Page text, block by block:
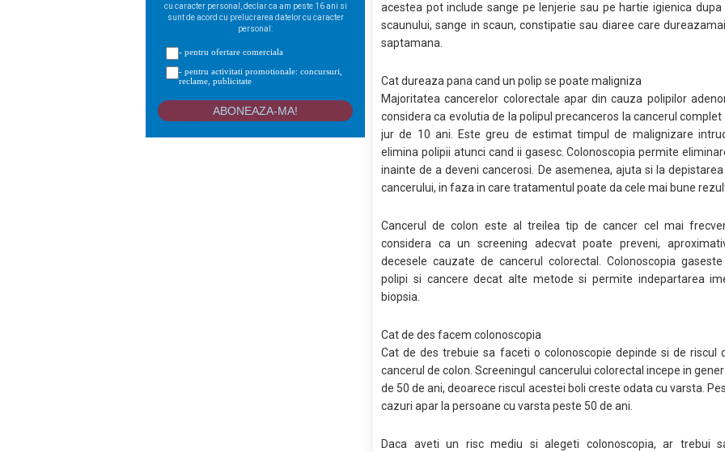
cu caracter personal, declar ca am peste 16 ani si
sunt de acord cu prelucrarea datelor cu caracter
personal:
- pentru ofertare comerciala
- pentru activitati promotionale: concursuri,
reclame, publicitate
acestea pot include sange pe lenjerie sau pe hartie igienica dupa
scaunului, sange in scaun, constipatie sau diaree care
saptamana.
Cat dureaza pana cand un polip se poate maligniza
Majoritatea cancerelor colorectale apar din cauza polipilor
considera ca evolutia de la polipul precanceros la cancerul complet
jur de 10 ani. Este greu de estimat timpul de malignizare
elimina polipii atunci cand ii gasesc. Colonoscopia permite
inainte de a deveni cancerosi. De asemenea, ajuta si la
cancerului, in faza in care tratamentul poate da cele mai bune
Cancerul de colon este al treilea tip de cancer cel mai
considera ca un screening adecvat poate preveni,
decesele cauzate de cancerul colorectal. Colonoscopia
polipi si cancere decat alte metode si permite indepartarea
biopsia.
Cat de des facem colonoscopia
Cat de des trebuie sa faceti o colonoscopie depinde si de riscul
cancerul de colon. Screeningul cancerului colorectal incepe in
de 50 de ani, deoarece riscul acestei boli creste odata cu varsta.
cazuri apar la persoane cu varsta peste 50 de ani.
Daca aveti un risc mediu si alegeti colonoscopia, ar trebui